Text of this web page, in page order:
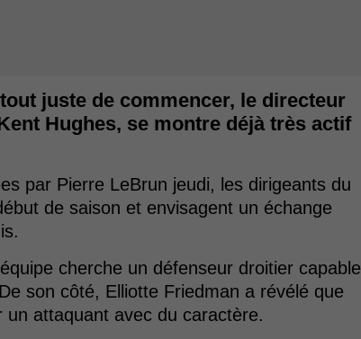
juste de commencer, le directeur
Hughes, se montre déjà très actif
par Pierre LeBrun jeudi, les dirigeants du
de saison et envisagent un échange
cherche un défenseur droitier capable
son côté, Elliotte Friedman a révélé que
attaquant avec du caractère.